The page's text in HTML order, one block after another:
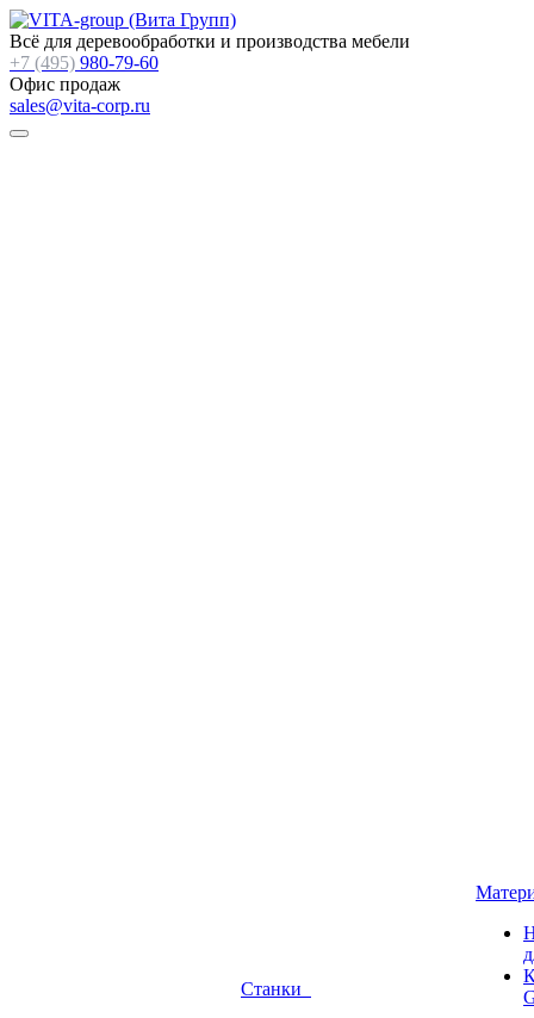
Всё для деревообработки и производства мебели
+7 (495) 980-79-60
Офис продаж
sales@vita-corp.ru
Станки